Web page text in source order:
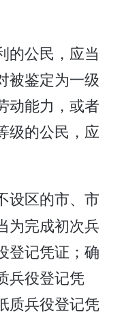
的公民，应当
被鉴定为一级
动能力，或者
级的公民，应
设区的市、市
为完成初次兵
登记凭证；确
兵役登记凭
质兵役登记凭